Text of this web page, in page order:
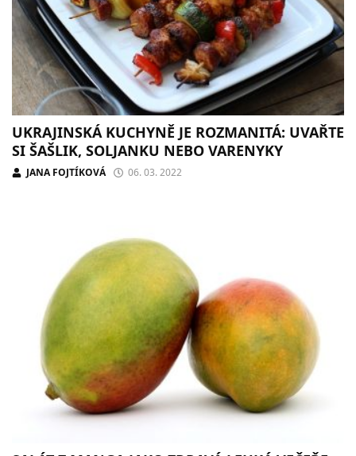
UKRAJINSKÁ KUCHYNĚ JE ROZMANITÁ: UVAŘTE
SI ŠAŠLIK, SOLJANKU NEBO VARENYKY
JANA FOJTÍKOVÁ 06. 03. 2022